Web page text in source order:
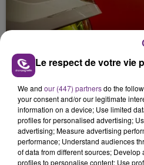
UN FEU DE REMORQUE
CIRCULATION DANS
Un feu de remorque s'est
fin de matinée sur l'A34.
TITRES DIFFUSÉS
Le respect de votre vie
We and our (447) partnersdo the
your consent and/or our legitimate
information on a device; Use limited
profiles for personalised advertising;
advertising; Measure advertising
performance; Understand audiences
of data from different sources;
profiles to personalise content; Use